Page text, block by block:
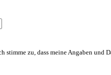
stimme zu, dass meine Angaben